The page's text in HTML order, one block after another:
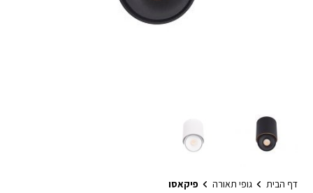
דף הבית גופי תאורה פיקאסו